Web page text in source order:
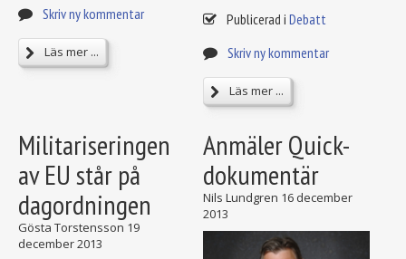
Skriv ny kommentar
Läs mer ...
Publicerad i Debatt
Skriv ny kommentar
Läs mer ...
Militariseringen
av EU står på
dagordningen
Gösta Torstensson 19
december 2013
Anmäler Quick-
dokumentär
Nils Lundgren 16 december
2013